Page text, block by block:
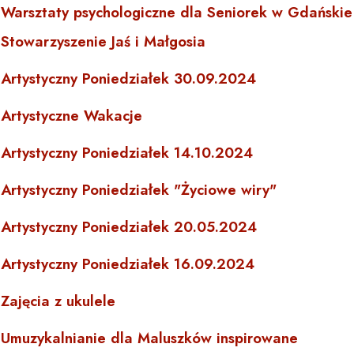
Warsztaty psychologiczne dla Seniorek w Gdańskie
Stowarzyszenie Jaś i Małgosia
Artystyczny Poniedziałek 30.09.2024
Artystyczne Wakacje
Artystyczny Poniedziałek 14.10.2024
Artystyczny Poniedziałek "Życiowe wiry"
Artystyczny Poniedziałek 20.05.2024
Artystyczny Poniedziałek 16.09.2024
Zajęcia z ukulele
Umuzykalnianie dla Maluszków inspirowane